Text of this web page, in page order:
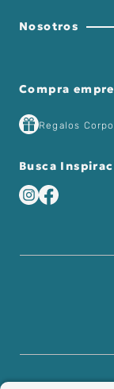
Nosotros
Compra
Regalos
Busca